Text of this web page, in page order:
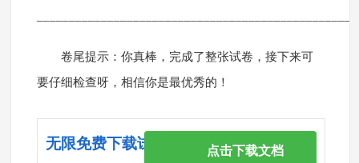
卷尾提示：你真棒，完成了整张试卷，接下来可
要仔细检查呀，相信你是最优秀的！
无限免费下载试卷 点击下载文档